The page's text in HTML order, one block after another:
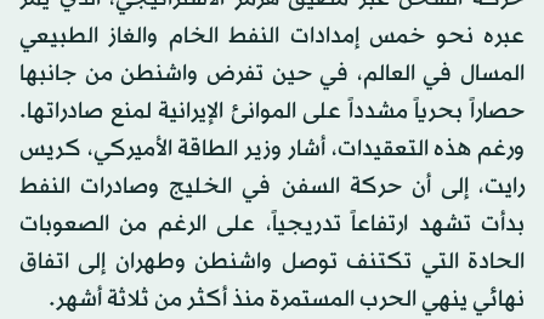
عبره نحو خمس إمدادات النفط الخام والغاز الطبيعي
المسال في العالم، في حين تفرض واشنطن من جانبها
حصاراً بحرياً مشدداً على الموانئ الإيرانية لمنع صادراتها.
ورغم هذه التعقيدات، أشار وزير الطاقة الأميركي، كريس
رايت، إلى أن حركة السفن في الخليج وصادرات النفط
بدأت تشهد ارتفاعاً تدريجياً، على الرغم من الصعوبات
الحادة التي تكتنف توصل واشنطن وطهران إلى اتفاق
نهائي ينهي الحرب المستمرة منذ أكثر من ثلاثة أشهر.